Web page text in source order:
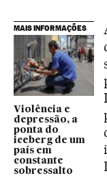
MAIS INFORMAÇÕES
Violência e
depressão, a
ponta do
iceberg de um
país em
constante
sobressalto